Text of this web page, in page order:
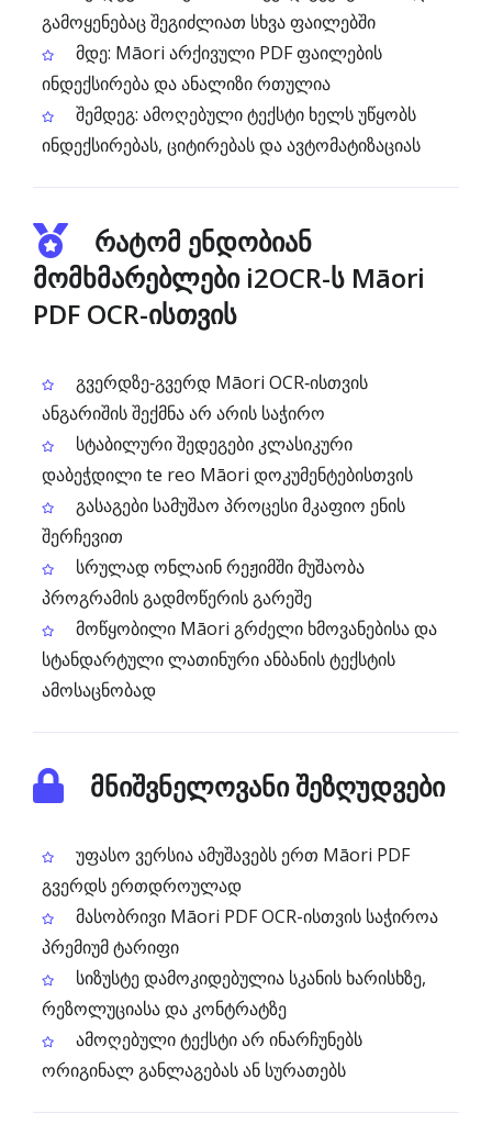
გამოყენებაც შეგიძლიათ სხვა ფაილებში
მდე: Māori არქივული PDF ფაილების
ინდექსირება და ანალიზი რთულია
შემდეგ: ამოღებული ტექსტი ხელს უწყობს
ინდექსირებას, ციტირებას და ავტომატიზაციას
რატომ ენდობიან
მომხმარებლები i2OCR-ს Māori
PDF OCR-ისთვის
გვერდზე‑გვერდ Māori OCR‑ისთვის
ანგარიშის შექმნა არ არის საჭირო
სტაბილური შედეგები კლასიკური
დაბეჭდილი te reo Māori დოკუმენტებისთვის
გასაგები სამუშაო პროცესი მკაფიო ენის
შერჩევით
სრულად ონლაინ რეჟიმში მუშაობა
პროგრამის გადმოწერის გარეშე
მოწყობილი Māori გრძელი ხმოვანებისა და
სტანდარტული ლათინური ანბანის ტექსტის
ამოსაცნობად
მნიშვნელოვანი შეზღუდვები
უფასო ვერსია ამუშავებს ერთ Māori PDF
გვერდს ერთდროულად
მასობრივი Māori PDF OCR-ისთვის საჭიროა
პრემიუმ ტარიფი
სიზუსტე დამოკიდებულია სკანის ხარისხზე,
რეზოლუციასა და კონტრატზე
ამოღებული ტექსტი არ ინარჩუნებს
ორიგინალ განლაგებას ან სურათებს